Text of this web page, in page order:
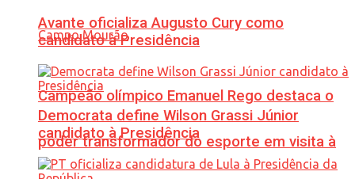
Campeão olímpico Emanuel Rego destaca o
poder transformador do esporte em visita à
Avante oficializa Augusto Cury como
candidato à Presidência
Democrata define Wilson Grassi Júnior
candidato à Presidência